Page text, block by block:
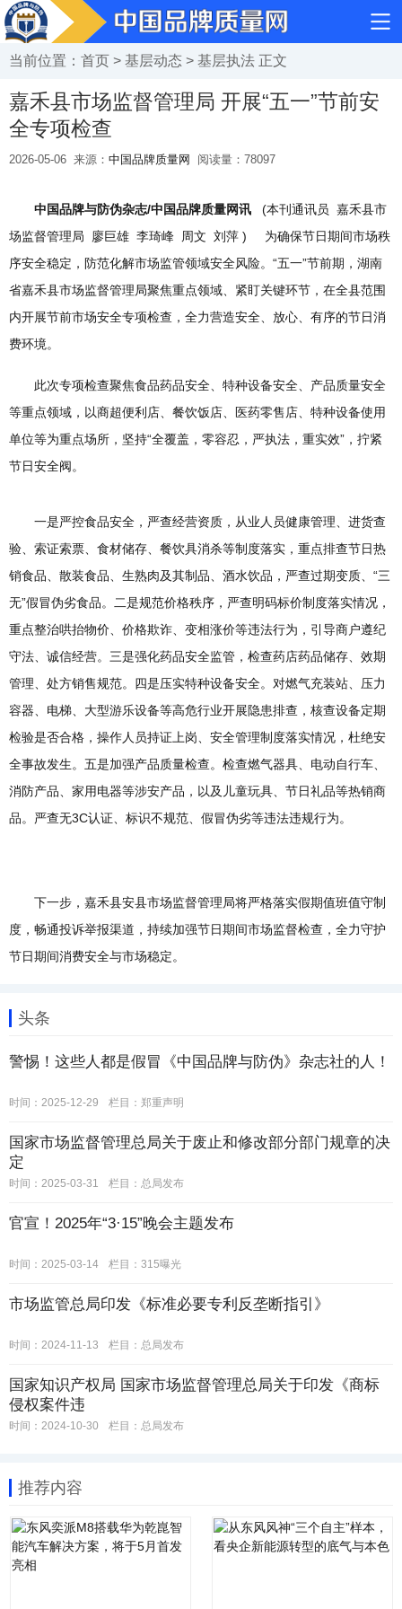
当前位置： 首页 > 基层动态 > 基层执法 正文
嘉禾县市场监督管理局 开展“五一”节前安
全专项检查
2026-05-06 来源： 中国品牌质量网 阅读量： 78097
中国品牌与防伪杂志/中国品牌质量网讯
(本刊通讯员 嘉禾县市
场监督管理局 廖巨雄 李琦峰 周文 刘萍 ) 为确保节日期间市场秩
序安全稳定，防范化解市场监管领域安全风险。“五一”节前期，湖南
省嘉禾县市场监督管理局聚焦重点领域、紧盯关键环节，在全县范围
内开展节前市场安全专项检查，全力营造安全、放心、有序的节日消
费环境。
此次专项检查聚焦食品药品安全、特种设备安全、产品质量安全
等重点领域，以商超便利店、餐饮饭店、医药零售店、特种设备使用
单位等为重点场所，坚持“全覆盖，零容忍，严执法，重实效”，拧紧
节日安全阀。
一是严控食品安全，严查经营资质，从业人员健康管理、进货查
验、索证索票、食材储存、餐饮具消杀等制度落实，重点排查节日热
销食品、散装食品、生熟肉及其制品、酒水饮品，严查过期变质、“三
无”假冒伪劣食品。二是规范价格秩序，严查明码标价制度落实情况，
重点整治哄抬物价、价格欺诈、变相涨价等违法行为，引导商户遵纪
守法、诚信经营。三是强化药品安全监管，检查药店药品储存、效期
管理、处方销售规范。四是压实特种设备安全。对燃气充装站、压力
容器、电梯、大型游乐设备等高危行业开展隐患排查，核查设备定期
检验是否合格，操作人员持证上岗、安全管理制度落实情况，杜绝安
全事故发生。五是加强产品质量检查。检查燃气器具、电动自行车、
消防产品、家用电器等涉安产品，以及儿童玩具、节日礼品等热销商
品。严查无3C认证、标识不规范、假冒伪劣等违法违规行为。
下一步，嘉禾县安县市场监督管理局将严格落实假期值班值守制
度，畅通投诉举报渠道，持续加强节日期间市场监督检查，全力守护
节日期间消费安全与市场稳定。
头条
警惕！这些人都是假冒《中国品牌与防伪》杂志社的人！
时间：2025-12-29 栏目： 郑重声明
国家市场监督管理总局关于废止和修改部分部门规章的决
定
时间：2025-03-31 栏目： 总局发布
官宣！2025年“3·15”晚会主题发布
时间：2025-03-14 栏目： 315曝光
市场监管总局印发《标准必要专利反垄断指引》
时间：2024-11-13 栏目： 总局发布
国家知识产权局 国家市场监督管理总局关于印发《商标
侵权案件违
时间：2024-10-30 栏目： 总局发布
推荐内容